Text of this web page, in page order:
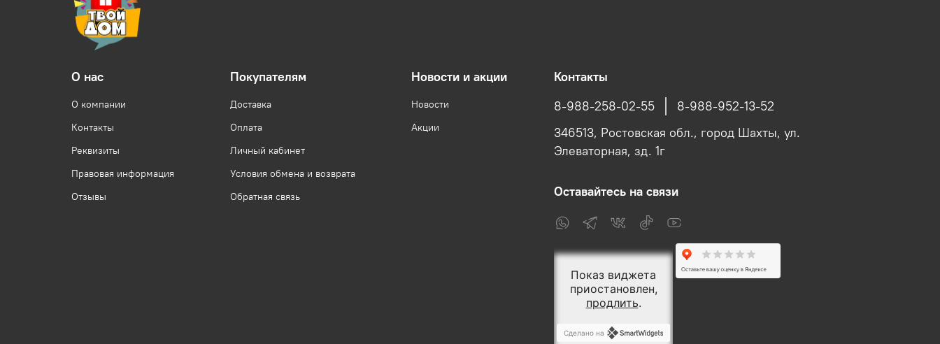
О нас
О компании
Контакты
Реквизиты
Правовая информация
Отзывы
Покупателям
Доставка
Оплата
Личный кабинет
Условия обмена и возврата
Обратная связь
Новости и акции
Новости
Акции
Контакты
8-988-258-02-55
8-988-952-13-52
346513, Ростовская обл., город Шахты, ул.
Элеваторная, зд. 1г
Оставайтесь на связи